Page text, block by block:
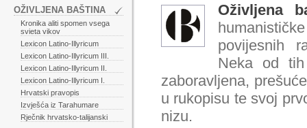
OŽIVLJENA BAŠTINA
Kronika aliti spomen vsega
svieta vikov
Lexicon Latino-Illyricum
Lexicon Latino-Illyricum III.
Lexicon Latino-Illyricum II.
Lexicon Latino-Illyricum I.
Hrvatski pravopis
Izvješća iz Tarahumare
Rječnik hrvatsko-talijanski
Oživljena
povijesnih
Neka od
zaboravljena,
u rukopisu te svoj
nizu.